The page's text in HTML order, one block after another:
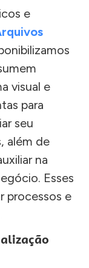
e
visual e
para
seu
além de
na
Esses
processos e